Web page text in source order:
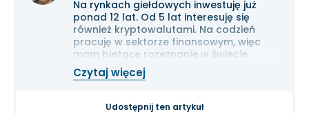
Na rynkach giełdowych inwestuję już
ponad 12 lat. Od 5 lat interesuję się
również kryptowalutami. Na codzień
pracuję w sektorze finansowym, więc
mam bieżące rozeznanie w świecie
gospodarki i ekonomii. Cenię przede
wszystkim solidną analizę
inwestowanie długoterminowe.
Czytaj więcej
Udostępnij ten artykuł